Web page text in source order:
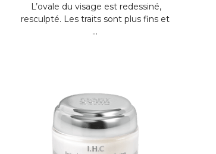
L’ovale du visage est redessiné,
resculpté. Les traits sont plus fins et
...